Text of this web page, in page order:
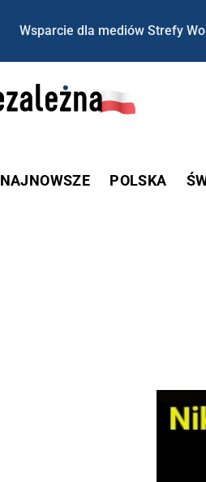
Wsparcie dla mediów Strefy
NAJNOWSZE POLSKA